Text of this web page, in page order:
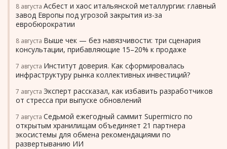
8 августа Асбест и хаос итальянской металлургии: главный
завод Европы под угрозой закрытия из-за
евробюрократии
8 августа Выше чек — без навязчивости: три сценария
консультации, прибавляющие 15–20% к продаже
7 августа Институт доверия. Как сформировалась
инфраструктуру рынка коллективных инвестиций?
7 августа Эксперт рассказал, как избавить разработчиков
от стресса при выпуске обновлений
7 августа Седьмой ежегодный саммит Supermicro по
открытым хранилищам объединяет 21 партнера
экосистемы для обмена рекомендациями по
развертыванию ИИ